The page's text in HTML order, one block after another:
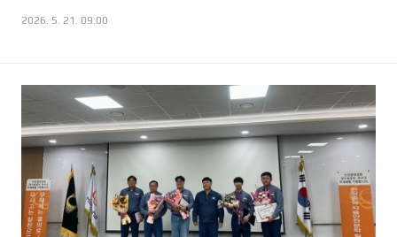
2026. 5. 21. 09:00